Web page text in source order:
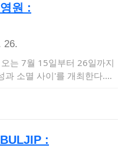
원 :
26.
는 7월 15일부터 26일까지
소멸 사이'​를 개최한다.이
: